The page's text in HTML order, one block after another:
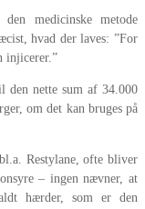
medicinske metode
hvad der laves: ”For
injicerer.”
den nette sum af 34.000
om det kan bruges på
Restylane, ofte bliver
– ingen nævner, at
hærder, som er den